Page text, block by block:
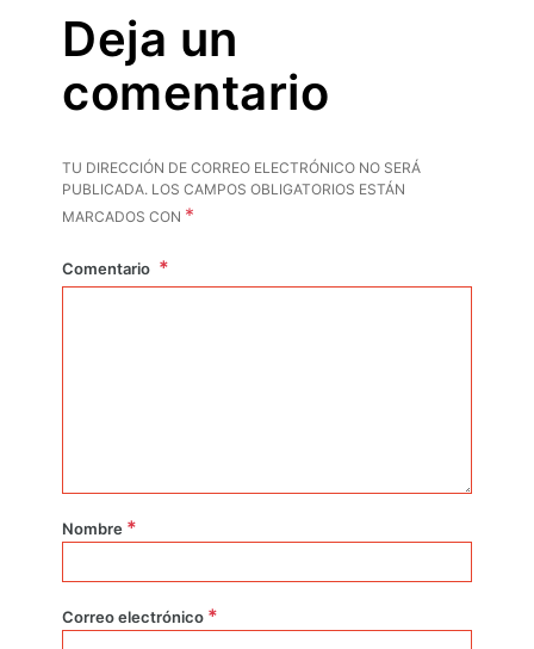
Deja un
comentario
TU DIRECCIÓN DE CORREO ELECTRÓNICO NO SERÁ
PUBLICADA. LOS CAMPOS OBLIGATORIOS ESTÁN
MARCADOS CON *
Comentario
Nombre *
Correo electrónico *